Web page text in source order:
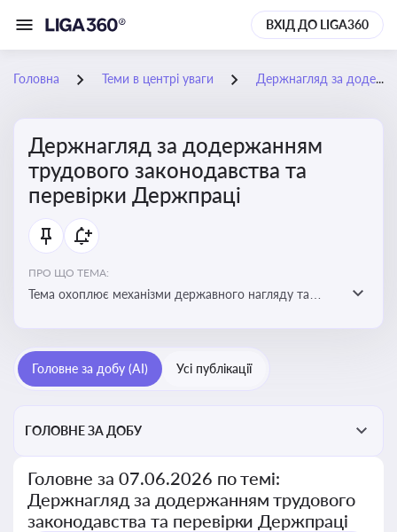
ВХІД ДО LIGA360
Головна Теми в центрі уваги Держнагляд за додержанням трудового законодавства та перевірки Держпраці
Держнагляд за додержанням
трудового законодавства та
перевірки Держпраці
ПРО ЩО ТЕМА:
Тема охоплює механізми державного нагляду та
Головне за добу (AI) Усі публікації
ГОЛОВНЕ ЗА ДОБУ
Головне за 07.06.2026 по темі:
Держнагляд за додержанням трудового
законодавства та перевірки Держпраці